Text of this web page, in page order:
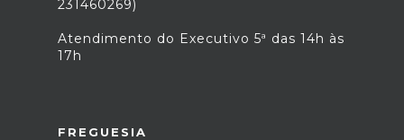
231460269)
Atendimento do Executivo 5ª das 14h às
17h
FREGUESIA